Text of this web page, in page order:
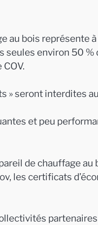
au bois représente
environ 50 %
» seront interdites
et peu
de chauffage au
les certificats